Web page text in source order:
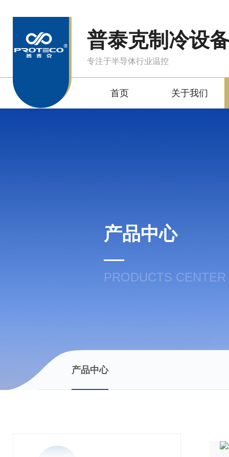
普泰克制冷设
专注于半导体行业温控
首页 关于我们
产品中心
PRODUCTS CENTER
产品中心